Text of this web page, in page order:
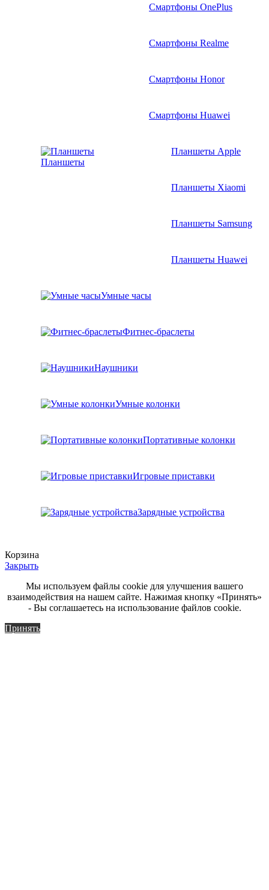
Смартфоны OnePlus
Смартфоны Realme
Смартфоны Honor
Смартфоны Huawei
Планшеты
Планшеты Apple
Планшеты Xiaomi
Планшеты Samsung
Планшеты Huawei
Умные часы
Фитнес-браслеты
Наушники
Умные колонки
Портативные колонки
Игровые приставки
Зарядные устройства
Корзина
Закрыть
Мы используем файлы cookie для улучшения вашего
взаимодействия на нашем сайте. Нажимая кнопку «Принять»
- Вы соглашаетесь на использование файлов cookie.
Принять